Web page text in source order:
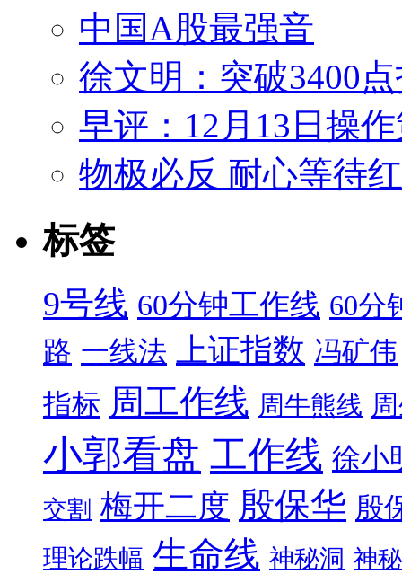
中国A股最强音
徐文明：突破3400
早评：12月13日操
物极必反 耐心等待
标签
9号线 60分钟工作线 60分
路 一线法 上证指数 冯矿伟
指标 周工作线 周牛熊线
小郭看盘 工作线 徐小
交割 梅开二度 殷保华 殷
理论跌幅 生命线 神秘洞 神